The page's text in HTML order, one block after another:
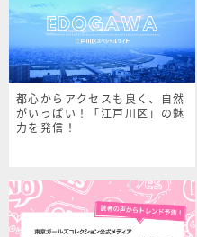
都心からアクセスも良く、自然
がいっぱい！「江戸川区」の魅
力を発信！